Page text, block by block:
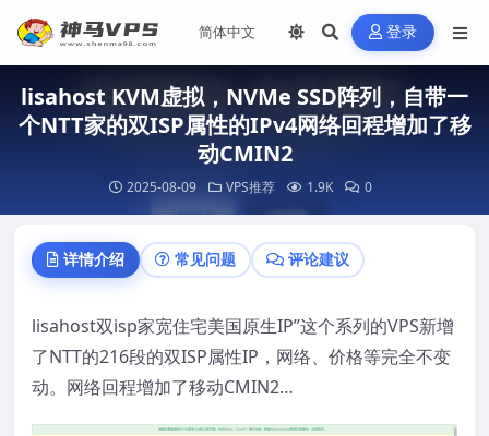
登录
lisahost KVM虚拟，NVMe SSD阵列，自带一
个NTT家的双ISP属性的IPv4网络回程增加了移
动CMIN2
2025-08-09 VPS推荐 1.9K 0
详情介绍 常见问题 评论建议
lisahost双isp家宽住宅美国原生IP”这个系列的VPS新增
了NTT的216段的双ISP属性IP，网络、价格等完全不变
动。网络回程增加了移动CMIN2…